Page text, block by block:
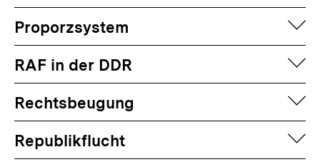
Proporzsystem
RAF in der DDR
Rechtsbeugung
Republikflucht